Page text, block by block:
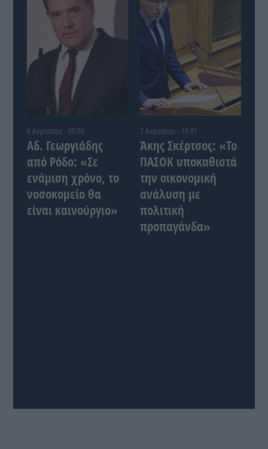
8 Αυγούστου - 09:00
Αδ. Γεωργιάδης
από Ρόδο: «Σε
ενάμιση χρόνο, το
νοσοκομείο θα
είναι καινούργιο»
7 Αυγούστου - 19:01
Άκης Σκέρτσος: «Το
ΠΑΣΟΚ υποκαθιστά
την οικονομική
ανάλυση με
πολιτική
προπαγάνδα»